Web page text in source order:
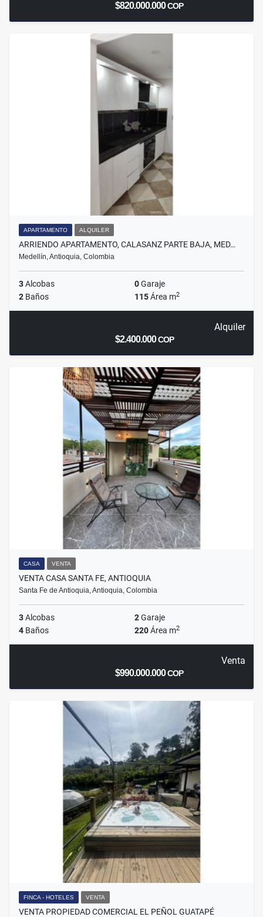
$820.000.000COP
APARTAMENTO ALQUILER
ARRIENDO APARTAMENTO, CALASANZ PARTE BAJA, MED…
Medellín, Antioquia, Colombia
3Alcobas 0Garaje
2 Baños 115Área m2
Alquiler
$2.400.000COP
CASA VENTA
VENTA CASA SANTA FE, ANTIOQUIA
Santa Fe de Antioquia, Antioquia, Colombia
3Alcobas 2Garaje
4 Baños 220Área m2
Venta
$990.000.000COP
FINCA - HOTELES VENTA
VENTA PROPIEDAD COMERCIAL EL PEÑOL GUATAPÉ